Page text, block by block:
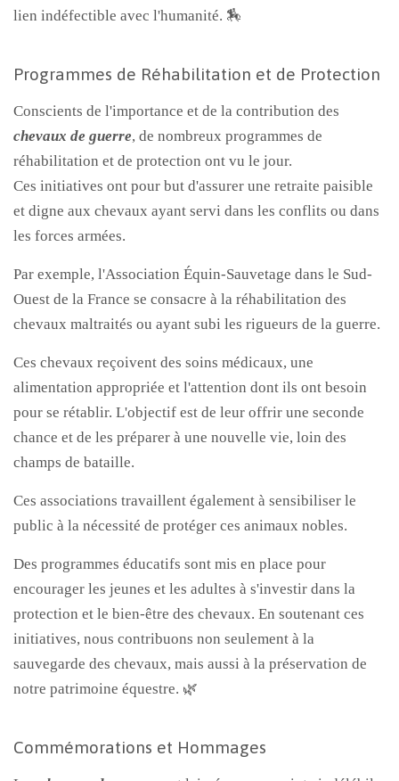
lien indéfectible avec l'humanité. 🏇
Programmes de Réhabilitation et de Protection
Conscients de l'importance et de la contribution des
chevaux de guerre, de nombreux programmes de
réhabilitation et de protection ont vu le jour.
Ces initiatives ont pour but d'assurer une retraite paisible
et digne aux chevaux ayant servi dans les conflits ou dans
les forces armées.
Par exemple, l'Association Équin-Sauvetage dans le Sud-
Ouest de la France se consacre à la réhabilitation des
chevaux maltraités ou ayant subi les rigueurs de la guerre.
Ces chevaux reçoivent des soins médicaux, une
alimentation appropriée et l'attention dont ils ont besoin
pour se rétablir. L'objectif est de leur offrir une seconde
chance et de les préparer à une nouvelle vie, loin des
champs de bataille.
Ces associations travaillent également à sensibiliser le
public à la nécessité de protéger ces animaux nobles.
Des programmes éducatifs sont mis en place pour
encourager les jeunes et les adultes à s'investir dans la
protection et le bien-être des chevaux. En soutenant ces
initiatives, nous contribuons non seulement à la
sauvegarde des chevaux, mais aussi à la préservation de
notre patrimoine équestre. 🌿
Commémorations et Hommages